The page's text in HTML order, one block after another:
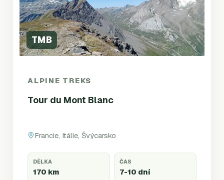
TMB
ALPINE TREKS
Tour du Mont Blanc
Francie, Itálie, Švýcarsko
DÉLKA
170 km
ČAS
7-10 dní